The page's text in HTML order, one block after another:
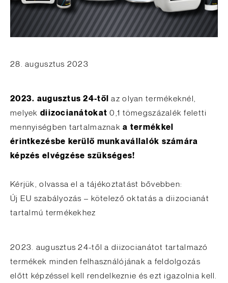
28. augusztus 2023
2023. augusztus 24-tőlaz olyan termékeknél,
melyek diizocianátokat0,1 tömegszázalék feletti
mennyiségben tartalmaznak a termékkel
érintkezésbe kerülő munkavállalók számára
képzés elvégzése szükséges!
Kérjük, olvassa el a tájékoztatást bővebben:
Új EU szabályozás – kötelező oktatás a diizocianát
tartalmú termékekhez
2023. augusztus 24-től a diizocianátot tartalmazó
termékek minden felhasználójának a feldolgozás
előtt képzéssel kell rendelkeznie és ezt igazolnia kell.